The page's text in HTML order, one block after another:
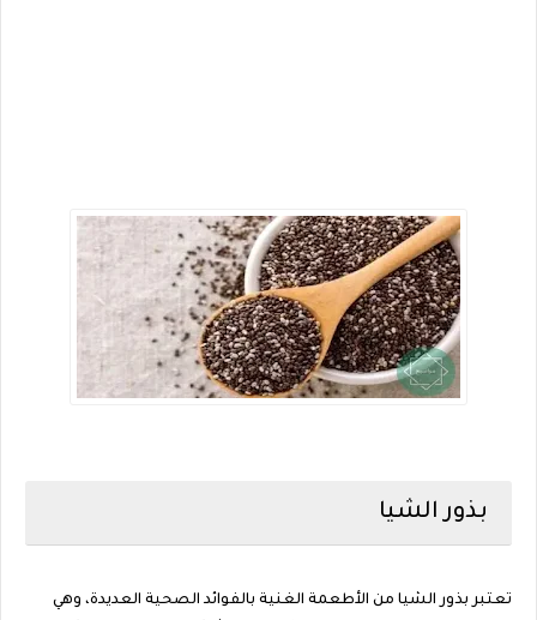
بذور الشيا
تعتبر بذور الشيا من الأطعمة الغنية بالفوائد الصحية العديدة، وهي